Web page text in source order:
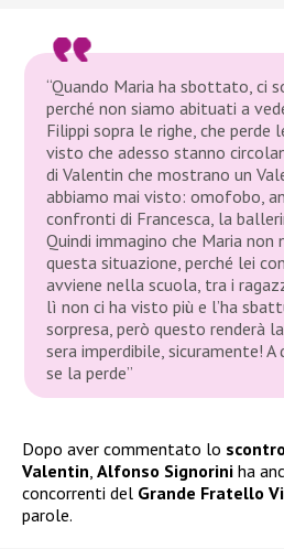
“Quando Maria ha sbottato, ci
perché non siamo abituati a
Filippi sopra le righe, che perde
visto che adesso stanno
di Valentin che mostrano un
abbiamo mai visto: omofobo,
confronti di Francesca, la
Quindi immagino che Maria non
questa situazione, perché lei
avviene nella scuola, tra i
lì non ci ha visto più e l’ha
sorpresa, però questo renderà
sera imperdibile, sicuramente!
se la perde”
Dopo aver commentato lo scontro
Valentin Alfonso Signorini ha
concorrenti del Grande Fratello
parole.